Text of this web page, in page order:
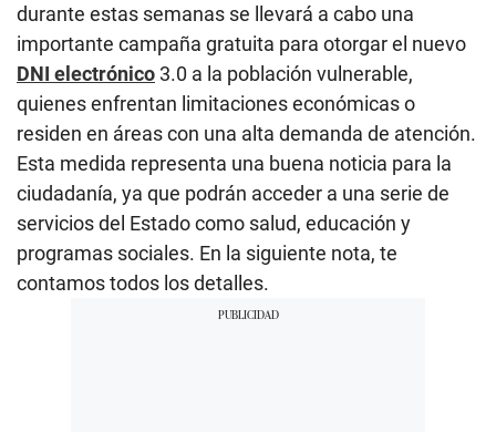
durante estas semanas se llevará a cabo una
importante campaña gratuita para otorgar el nuevo
DNI electrónico 3.0 a la población vulnerable,
quienes enfrentan limitaciones económicas o
residen en áreas con una alta demanda de atención.
Esta medida representa una buena noticia para la
ciudadanía, ya que podrán acceder a una serie de
servicios del Estado como salud, educación y
programas sociales. En la siguiente nota, te
contamos todos los detalles.